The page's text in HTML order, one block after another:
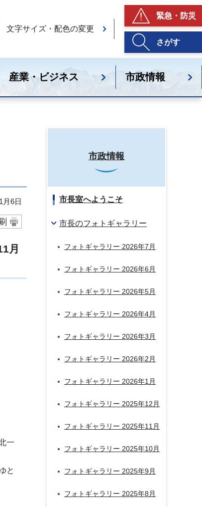
文字サイズ・配色の変更
緊急・防災
さがす
産業・ビジネス 市政情報
6日
月
一
と
市政情報
市長室へようこそ
市長のフォトギャラリー
フォトギャラリー 2026年7月
フォトギャラリー 2026年6月
フォトギャラリー 2026年5月
フォトギャラリー 2026年4月
フォトギャラリー 2026年3月
フォトギャラリー 2026年2月
フォトギャラリー 2026年1月
フォトギャラリー 2025年12月
フォトギャラリー 2025年11月
フォトギャラリー 2025年10月
フォトギャラリー 2025年9月
フォトギャラリー 2025年8月